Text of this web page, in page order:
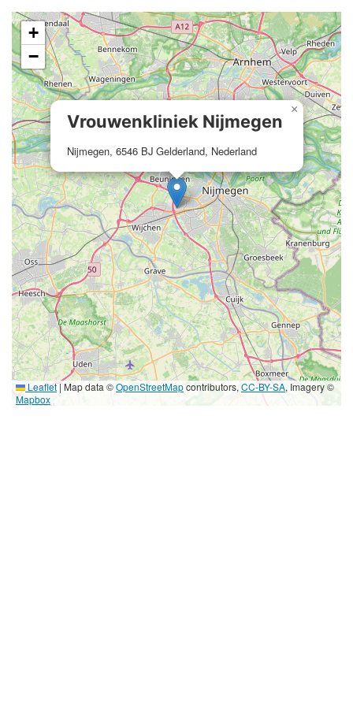
Vrouwenkliniek Nijmegen
Nijmegen, 6546 BJ Gelderland, Nederland
×
+
−
Leaflet|Map data ©OpenStreetMapcontributors, CC-BY-SA, Imagery ©
Mapbox